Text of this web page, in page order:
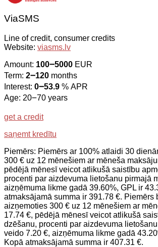
ViaSMS
Line of credit, consumer credits
Website: viasms.lv
Amount: 100౼5000 EUR
Term: 2౼120 months
Interest: 0౼53.9 % APR
Age: 20౼70 years
get a credit
saņemt kredītu
Piemērs: Piemērs ar 100% atlaidi 30
300 € uz 12 mēnešiem ar mēneša
pēdējā mēnesī veicot atlikušā saistību
procenti par aizdevuma lietošanu pirmajā
aizņēmuma likme gadā 39.60%, GPL ir
atmaksājamā summa ir 391.78 €. Piemērs
aizņemoties 300 € uz 12 mēnešiem ar
17.74 €, pēdējā mēnesī veicot atlikušā
dzēšanu, procenti par aizdevuma
veido 7.20 €, aizņēmuma likme gadā
Kopā atmaksājamā summa ir 407.31 €.